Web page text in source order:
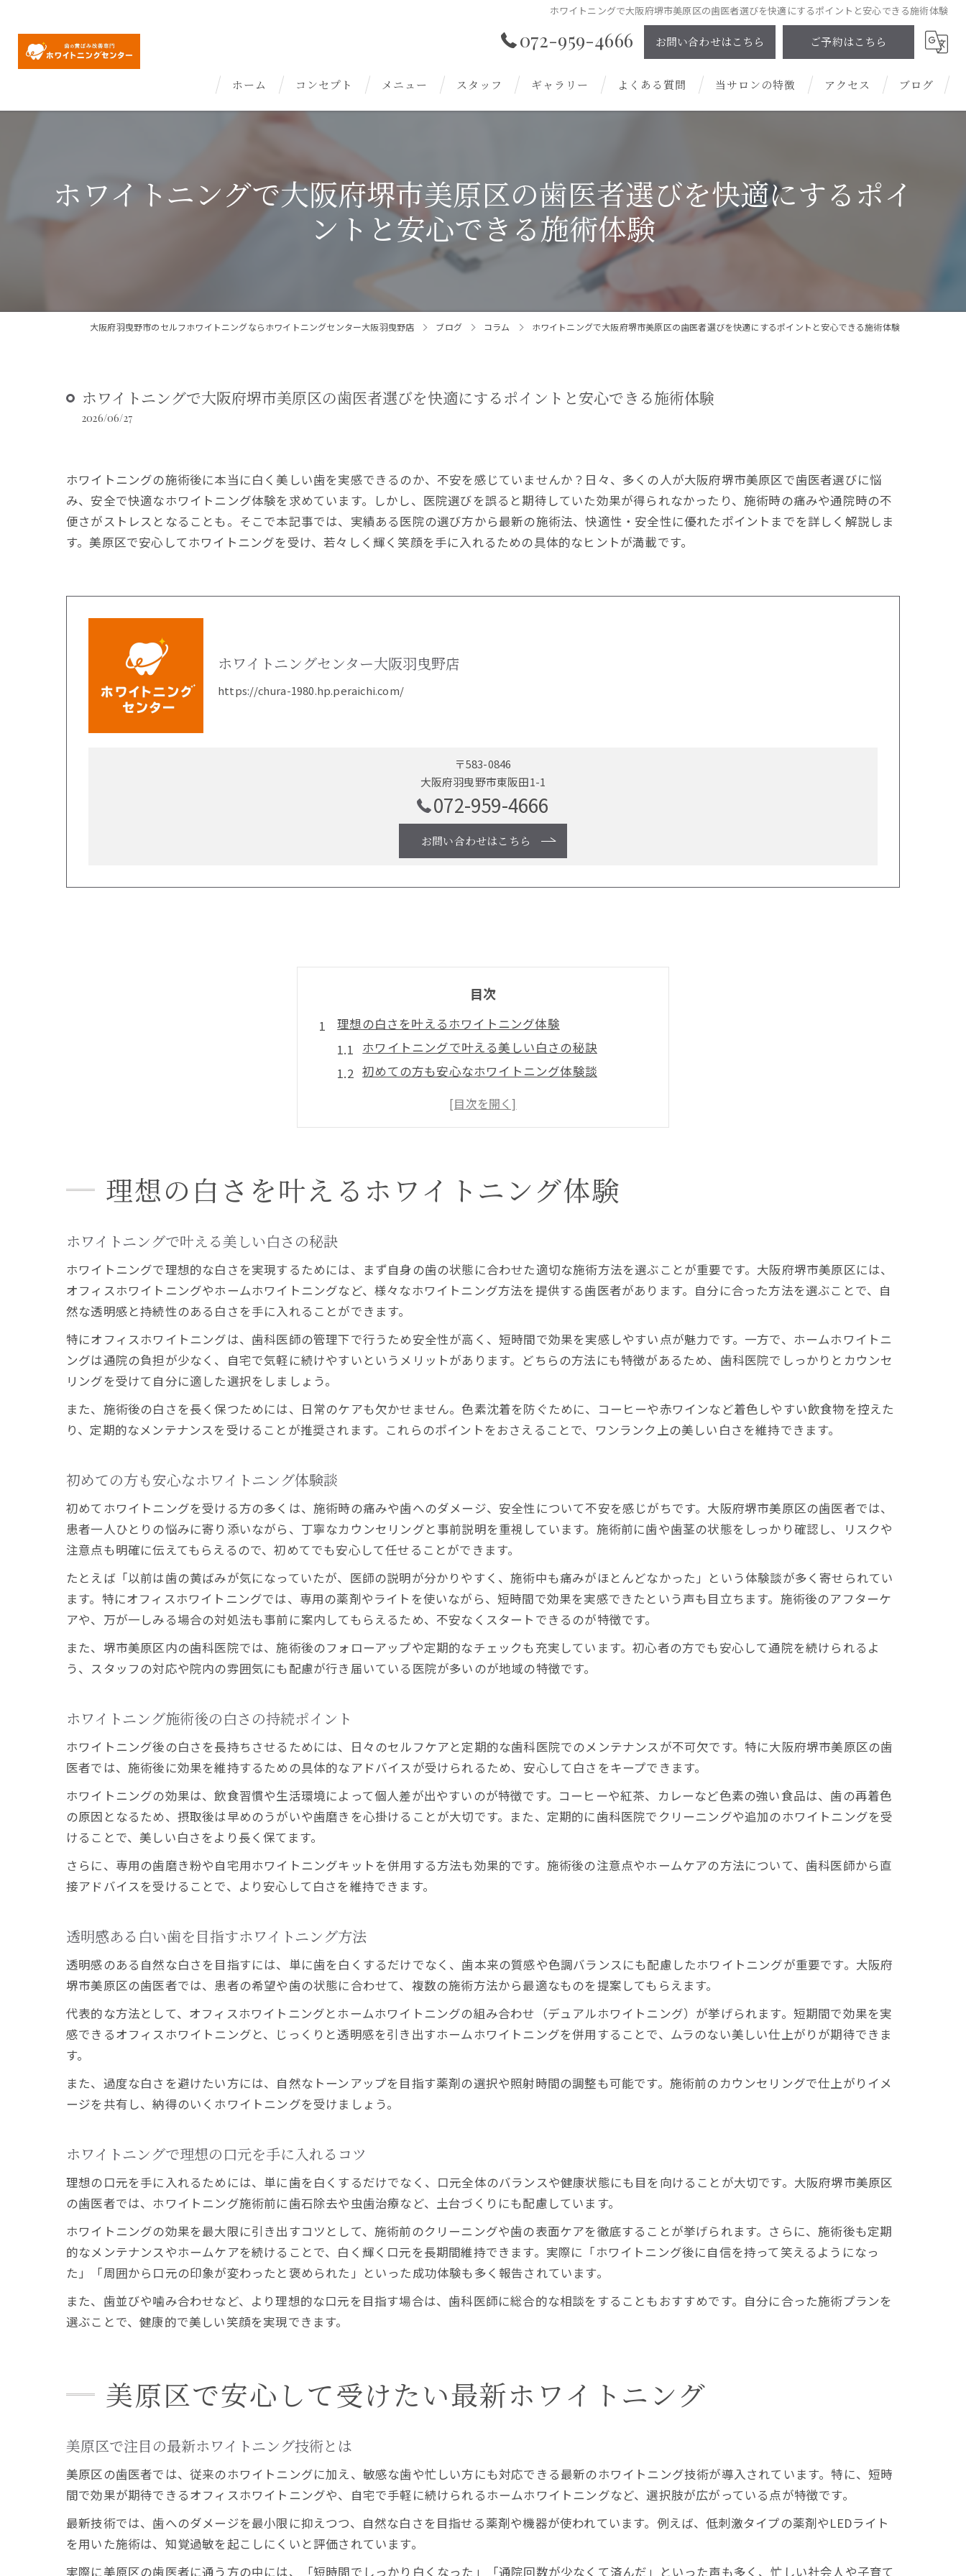
ホワイトニングで大阪府堺市美原区の歯医者選びを快適にするポイントと安心できる施術体験
072-959-4666 お問い合わせはこちら ご予約はこちら
ホーム コンセプト メニュー スタッフ ギャラリー よくある質問 当サロンの特徴
安い
清潔感
アクセス ブログ
ホワイトニングで大阪府堺市美原区の歯医者選びを快適にするポイ
ントと安心できる施術体験
大阪府羽曳野市のセルフホワイトニングならホワイトニングセンター大阪羽曳野店 ブログ コラム ホワイトニングで大阪府堺市美原区の歯医者選びを快適にするポイントと安心できる施術体験
ホワイトニングで大阪府堺市美原区の歯医者選びを快適にするポイントと安心できる施術体験
2026/06/27
ホワイトニングの施術後に本当に白く美しい歯を実感できるのか、不安を感じていませんか？日々、多くの人が大阪府堺市美原区で歯医者選びに悩
み、安全で快適なホワイトニング体験を求めています。しかし、医院選びを誤ると期待していた効果が得られなかったり、施術時の痛みや通院時の不
便さがストレスとなることも。そこで本記事では、実績ある医院の選び方から最新の施術法、快適性・安全性に優れたポイントまでを詳しく解説しま
す。美原区で安心してホワイトニングを受け、若々しく輝く笑顔を手に入れるための具体的なヒントが満載です。
ホワイトニングセンター大阪羽曳野店
https://chura-1980.hp.peraichi.com/
〒583-0846
大阪府羽曳野市東阪田1-1
072-959-4666
お問い合わせはこちら
目次
理想の白さを叶えるホワイトニング体験
ホワイトニングで叶える美しい白さの秘訣
初めての方も安心なホワイトニング体験談
ホワイトニング施術後の白さの持続ポイント
美原区で注目の最新ホワイトニング技術とは
ホワイトニングで快適な施術が叶う理由
口コミで選ばれる美原区のホワイトニング特徴
快適な施術に注目集まるホワイトニングの魅力
ホワイトニング施術の快適さが選ばれる理由
リラクゼーション感覚で受けるホワイトニング体験
痛みを抑えたホワイトニングの施術工程
ホワイトニングで通院が楽しくなるポイント
若々しい白さを支えるホワイトニング医院の特徴
ホワイトニングが得意な医院の選び方解説
医院選びで差がつくホワイトニング体験の質
口コミや評判を活かした医院選びのコツ
痛みを抑えたホワイトニングが選ばれる理由
痛みの少ないホワイトニング施術の魅力
ホワイトニングで快適さと安心感を両立
痛みを感じにくいホワイトニング技術を解説
ホワイトニングで笑顔に自信が持てる理由
ホワイトニング体験がもたらす印象アップの秘訣
理想の白さを叶えるホワイトニング体験
ホワイトニングで叶える美しい白さの秘訣
ホワイトニングで理想的な白さを実現するためには、まず自身の歯の状態に合わせた適切な施術方法を選ぶことが重要です。大阪府堺市美原区には、
オフィスホワイトニングやホームホワイトニングなど、様々なホワイトニング方法を提供する歯医者があります。自分に合った方法を選ぶことで、自
然な透明感と持続性のある白さを手に入れることができます。
特にオフィスホワイトニングは、歯科医師の管理下で行うため安全性が高く、短時間で効果を実感しやすい点が魅力です。一方で、ホームホワイトニ
ングは通院の負担が少なく、自宅で気軽に続けやすいというメリットがあります。どちらの方法にも特徴があるため、歯科医院でしっかりとカウンセ
リングを受けて自分に適した選択をしましょう。
また、施術後の白さを長く保つためには、日常のケアも欠かせません。色素沈着を防ぐために、コーヒーや赤ワインなど着色しやすい飲食物を控えた
り、定期的なメンテナンスを受けることが推奨されます。これらのポイントをおさえることで、ワンランク上の美しい白さを維持できます。
初めての方も安心なホワイトニング体験談
初めてホワイトニングを受ける方の多くは、施術時の痛みや歯へのダメージ、安全性について不安を感じがちです。大阪府堺市美原区の歯医者では、
患者一人ひとりの悩みに寄り添いながら、丁寧なカウンセリングと事前説明を重視しています。施術前に歯や歯茎の状態をしっかり確認し、リスクや
注意点も明確に伝えてもらえるので、初めてでも安心して任せることができます。
たとえば「以前は歯の黄ばみが気になっていたが、医師の説明が分かりやすく、施術中も痛みがほとんどなかった」という体験談が多く寄せられてい
ます。特にオフィスホワイトニングでは、専用の薬剤やライトを使いながら、短時間で効果を実感できたという声も目立ちます。施術後のアフターケ
アや、万が一しみる場合の対処法も事前に案内してもらえるため、不安なくスタートできるのが特徴です。
また、堺市美原区内の歯科医院では、施術後のフォローアップや定期的なチェックも充実しています。初心者の方でも安心して通院を続けられるよ
う、スタッフの対応や院内の雰囲気にも配慮が行き届いている医院が多いのが地域の特徴です。
ホワイトニング施術後の白さの持続ポイント
ホワイトニング後の白さを長持ちさせるためには、日々のセルフケアと定期的な歯科医院でのメンテナンスが不可欠です。特に大阪府堺市美原区の歯
医者では、施術後に効果を維持するための具体的なアドバイスが受けられるため、安心して白さをキープできます。
ホワイトニングの効果は、飲食習慣や生活環境によって個人差が出やすいのが特徴です。コーヒーや紅茶、カレーなど色素の強い食品は、歯の再着色
の原因となるため、摂取後は早めのうがいや歯磨きを心掛けることが大切です。また、定期的に歯科医院でクリーニングや追加のホワイトニングを受
けることで、美しい白さをより長く保てます。
さらに、専用の歯磨き粉や自宅用ホワイトニングキットを併用する方法も効果的です。施術後の注意点やホームケアの方法について、歯科医師から直
接アドバイスを受けることで、より安心して白さを維持できます。
透明感ある白い歯を目指すホワイトニング方法
透明感のある自然な白さを目指すには、単に歯を白くするだけでなく、歯本来の質感や色調バランスにも配慮したホワイトニングが重要です。大阪府
堺市美原区の歯医者では、患者の希望や歯の状態に合わせて、複数の施術方法から最適なものを提案してもらえます。
代表的な方法として、オフィスホワイトニングとホームホワイトニングの組み合わせ（デュアルホワイトニング）が挙げられます。短期間で効果を実
感できるオフィスホワイトニングと、じっくりと透明感を引き出すホームホワイトニングを併用することで、ムラのない美しい仕上がりが期待できま
す。
また、過度な白さを避けたい方には、自然なトーンアップを目指す薬剤の選択や照射時間の調整も可能です。施術前のカウンセリングで仕上がりイメ
ージを共有し、納得のいくホワイトニングを受けましょう。
ホワイトニングで理想の口元を手に入れるコツ
理想の口元を手に入れるためには、単に歯を白くするだけでなく、口元全体のバランスや健康状態にも目を向けることが大切です。大阪府堺市美原区
の歯医者では、ホワイトニング施術前に歯石除去や虫歯治療など、土台づくりにも配慮しています。
ホワイトニングの効果を最大限に引き出すコツとして、施術前のクリーニングや歯の表面ケアを徹底することが挙げられます。さらに、施術後も定期
的なメンテナンスやホームケアを続けることで、白く輝く口元を長期間維持できます。実際に「ホワイトニング後に自信を持って笑えるようになっ
た」「周囲から口元の印象が変わったと褒められた」といった成功体験も多く報告されています。
また、歯並びや噛み合わせなど、より理想的な口元を目指す場合は、歯科医師に総合的な相談をすることもおすすめです。自分に合った施術プランを
選ぶことで、健康的で美しい笑顔を実現できます。
美原区で安心して受けたい最新ホワイトニング
美原区で注目の最新ホワイトニング技術とは
美原区の歯医者では、従来のホワイトニングに加え、敏感な歯や忙しい方にも対応できる最新のホワイトニング技術が導入されています。特に、短時
間で効果が期待できるオフィスホワイトニングや、自宅で手軽に続けられるホームホワイトニングなど、選択肢が広がっている点が特徴です。
最新技術では、歯へのダメージを最小限に抑えつつ、自然な白さを目指せる薬剤や機器が使われています。例えば、低刺激タイプの薬剤やLEDライト
を用いた施術は、知覚過敏を起こしにくいと評価されています。
実際に美原区の歯医者に通う方の中には、「短時間でしっかり白くなった」「通院回数が少なくて済んだ」といった声も多く、忙しい社会人や子育て